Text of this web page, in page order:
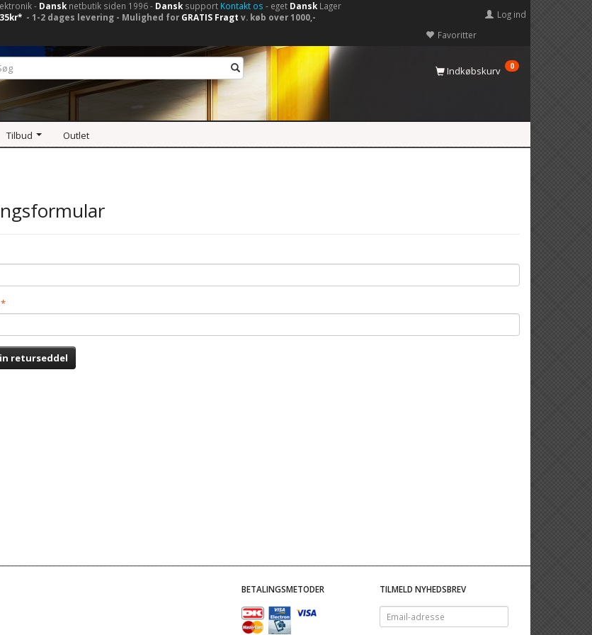
- Dansknetbutik siden 1996 - Dansksupport Kontakt os - eget DanskLager
35kr* - 1-2 dages levering - Mulighed for GRATIS Fragt v. køb over 1000,-
Favoritter
Log ind
Indkøbskurv 0
Tilbud Outlet
returseddel
BETALINGSMETODER
TILMELD NYHEDSBREV
Email-
adresse